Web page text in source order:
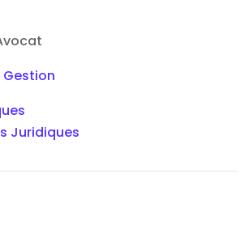
Juridiques